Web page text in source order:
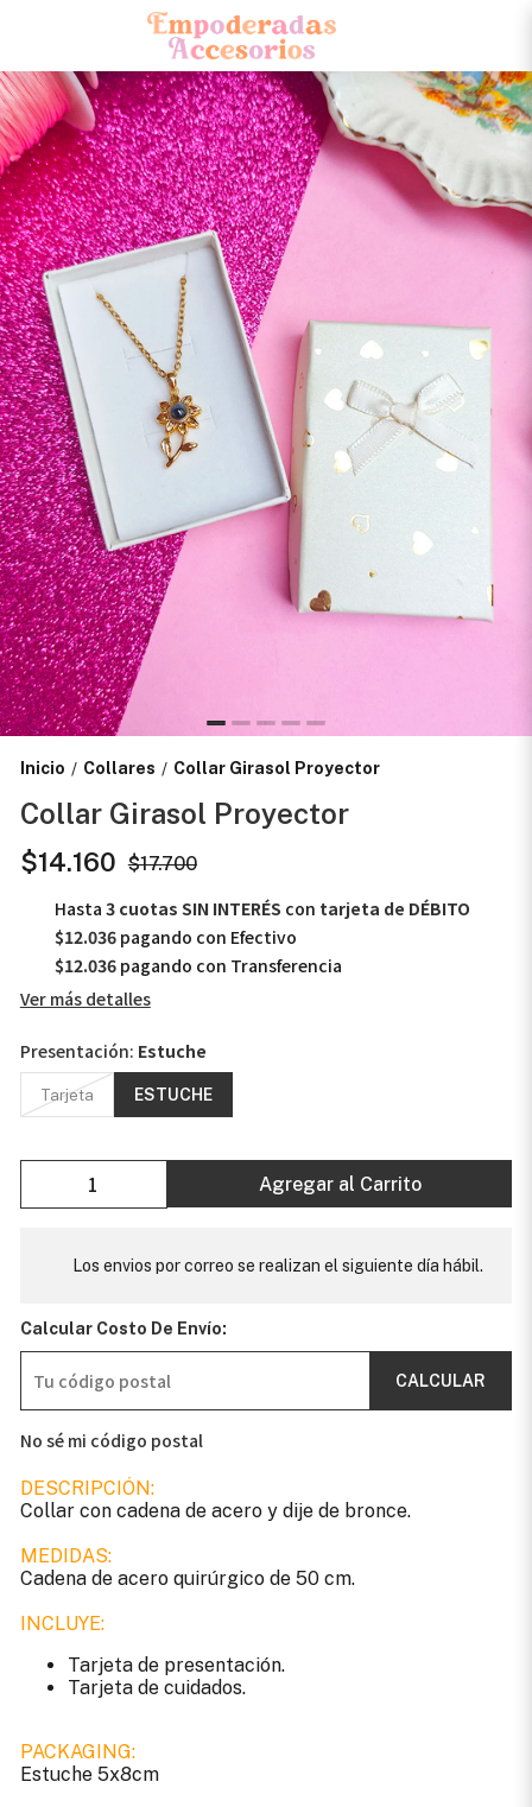
Inicio / Collares / Collar Girasol Proyector
Collar Girasol Proyector
$14.160 $17.700
Hasta 3 cuotas SIN INTERÉS con tarjeta de DÉBITO
$12.036pagando con Efectivo
$12.036pagando con Transferencia
Ver más detalles
Presentación: Estuche
Tarjeta ESTUCHE
Agregar al Carrito
Los envios por correo se realizan el siguiente día hábil.
Calcular Costo De Envío:
CALCULAR
No sé mi código postal
DESCRIPCIÓN:
Collar con cadena de acero y dije de bronce.
MEDIDAS:
Cadena de acero quirúrgico de 50 cm.
INCLUYE:
Tarjeta de presentación.
Tarjeta de cuidados.
PACKAGING:
Estuche 5x8cm